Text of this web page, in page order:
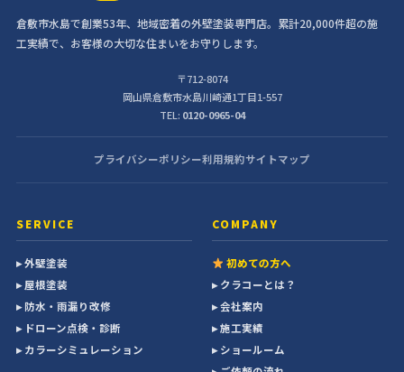
倉敷市水島で創業53年、地域密着の外壁塗装専門店。累計20,000件超の施
工実績で、お客様の大切な住まいをお守りします。
〒712-8074
岡山県倉敷市水島川崎通1丁目1-557
TEL: 0120-0965-04
プライバシーポリシー利用規約サイトマップ
SERVICE
▸ 外壁塗装
▸ 屋根塗装
▸ 防水・雨漏り改修
▸ ドローン点検・診断
▸ カラーシミュレーション
COMPANY
初めての方へ
▸ クラコーとは？
▸ 会社案内
▸ 施工実績
▸ ショールーム